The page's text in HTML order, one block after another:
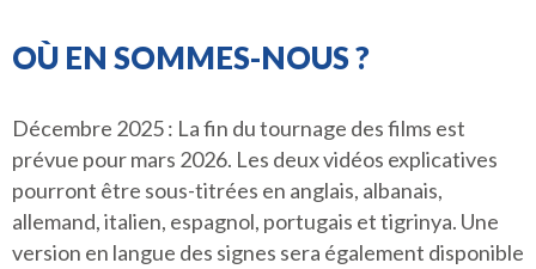
OÙ EN SOMMES-NOUS ?
Décembre 2025 : La fin du tournage des films est
prévue pour mars 2026. Les deux vidéos explicatives
pourront être sous-titrées en anglais, albanais,
allemand, italien, espagnol, portugais et tigrinya. Une
version en langue des signes sera également disponible